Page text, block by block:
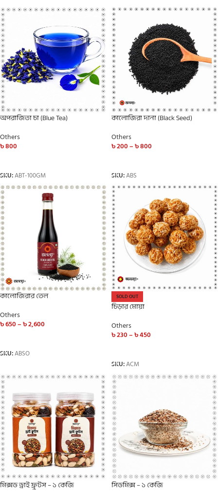
অপরাজিতা চা (Blue Tea)
Others
৳800
SKU:ABT-100GM
কালোজিরা দানা (Black Seed)
Others
৳200–৳800
SKU:ABS
কালোজিরার তেল
Others
৳650–৳2,600
SKU:ABSO
SOLD OUT
চিড়ার মোয়া
Others
৳230–৳450
SKU:ACM
মিক্সড ড্রাই ফ্রুটস – ১ কেজি সিডমিক্স – ১ কেজি